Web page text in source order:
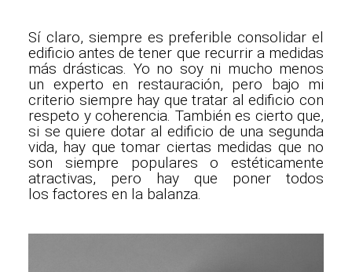
Sí claro, siempre es preferible consolidar el
edificio antes de tener que recurrir a medidas
más drásticas. Yo no soy ni mucho menos
un experto en restauración, pero bajo mi
criterio siempre hay que tratar al edificio con
respeto y coherencia. También es cierto que,
si se quiere dotar al edificio de una segunda
vida, hay que tomar ciertas medidas que no
son siempre populares o estéticamente
atractivas, pero hay que poner todos
los factores en la balanza.